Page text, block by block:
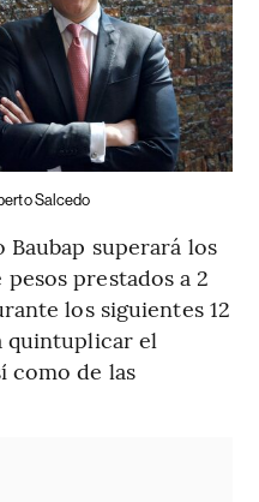
Salcedo
superará los
prestados a 2
los siguientes 12
quintuplicar el
como de las